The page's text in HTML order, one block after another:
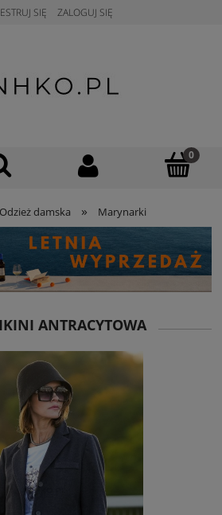
SIĘ ZALOGUJ SIĘ
Odzież damska » Marynarki
ANTRACYTOWA